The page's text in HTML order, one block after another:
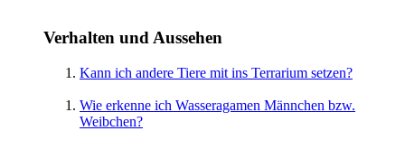
Verhalten und Aussehen
Kann ich andere Tiere mit ins Terrarium setzen?
Wie erkenne ich Wasseragamen Männchen bzw.
Weibchen?